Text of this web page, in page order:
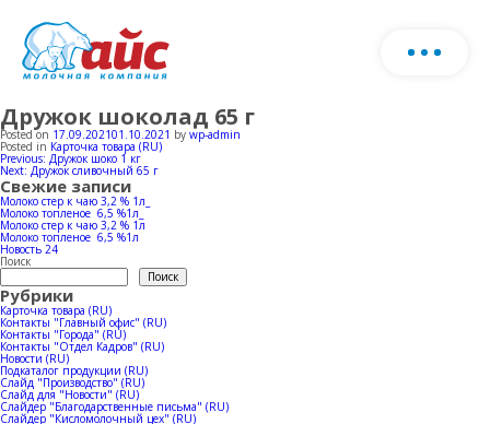
Скачать каталог продукции
О нас
Продукция
Молочная продукция
Мороженое
Horeca
Ферма
Стадо
Коровники
Производство
Производство молока
Новости
Дружок шоколад 65 г
Posted on 17.09.202101.10.2021 by wp-admin
Posted in Карточка товара (RU)
Навигация
по
записям
Previous: Дружок шоко 1 кг
Next: Дружок сливочный 65 г
Свежие записи
Молоко стер к чаю 3,2 % 1л_
Молоко топленое 6,5 %1л_
Молоко стер к чаю 3,2 % 1л
Молоко топленое 6,5 %1л
Новость 24
Поиск
Поиск
Рубрики
Карточка товара (RU)
Контакты "Главный офис" (RU)
Контакты "Города" (RU)
Контакты "Отдел Кадров" (RU)
Новости (RU)
Подкаталог продукции (RU)
Слайд "Производство" (RU)
Слайд для "Новости" (RU)
Слайдер "Благодарственные письма" (RU)
Слайдер "Кисломолочный цех" (RU)